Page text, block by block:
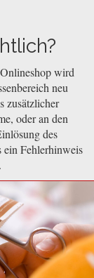
wird
neu
zusätzlicher
oder an den
des
ein Fehlerhinweis